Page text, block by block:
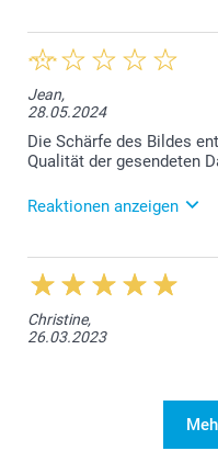
Jean,
28.05.2024
Die Schärfe des Bildes
Qualität der gesendeten
Reaktionen anzeigen
28.05.2024
Lieber Kunde, es
Vinyl Banners
Ihrer Kreation des
Warndreieck
Produkte besteht
Sie doch trotzdem
Kontakt auf,
Christine,
26.03.2023